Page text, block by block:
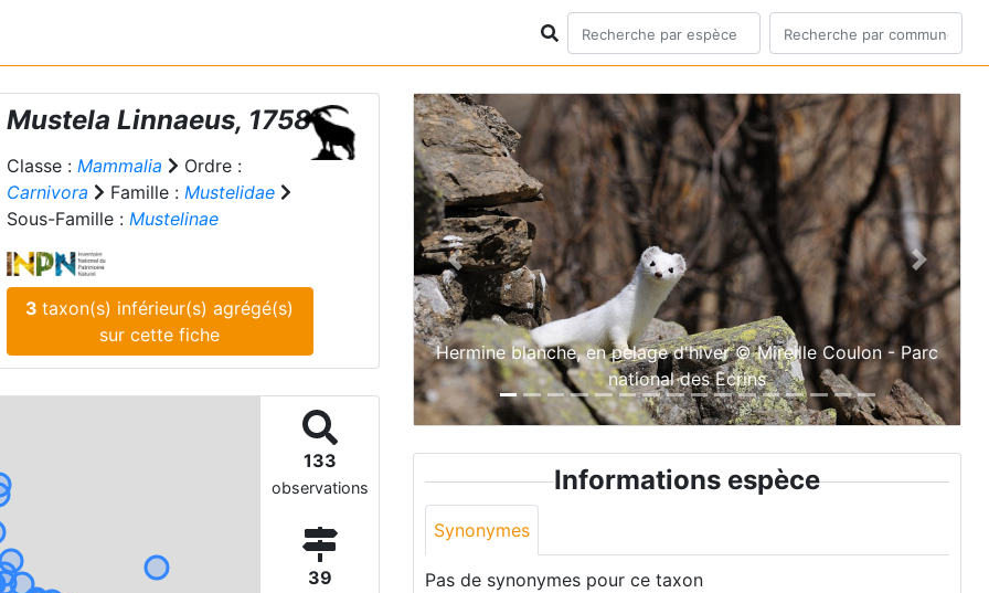
Mustela Linnaeus, 1758
Classe : Mammalia
Ordre :
Carnivora
Famille : Mustelidae
Sous-Famille : Mustelinae
3taxon(s) inférieur(s) agrégé(s)
sur cette fiche
133
observations
39
Hermine blanche, en pelage d'hiver © Mireille Coulon - Parc
national des Ecrins
Previous Next
Informations espèce
Synonymes
Pas de synonymes pour ce taxon